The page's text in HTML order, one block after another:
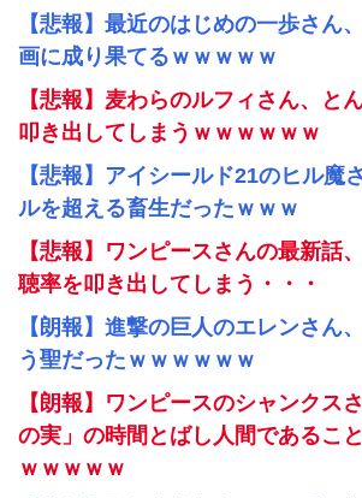
【悲報】最近のはじめの一歩さん
画に成り果てるｗｗｗｗｗ
【悲報】麦わらのルフィさん、と
叩き出してしまうｗｗｗｗｗｗ
【悲報】アイシールド21のヒル魔
ルを超える畜生だったｗｗｗ
【悲報】ワンピースさんの最新話
聴率を叩き出してしまう・・・
【朗報】進撃の巨人のエレンさん
う聖だったｗｗｗｗｗｗ
【朗報】ワンピースのシャンクス
の実」の時間とばし人間であるこ
ｗｗｗｗｗ